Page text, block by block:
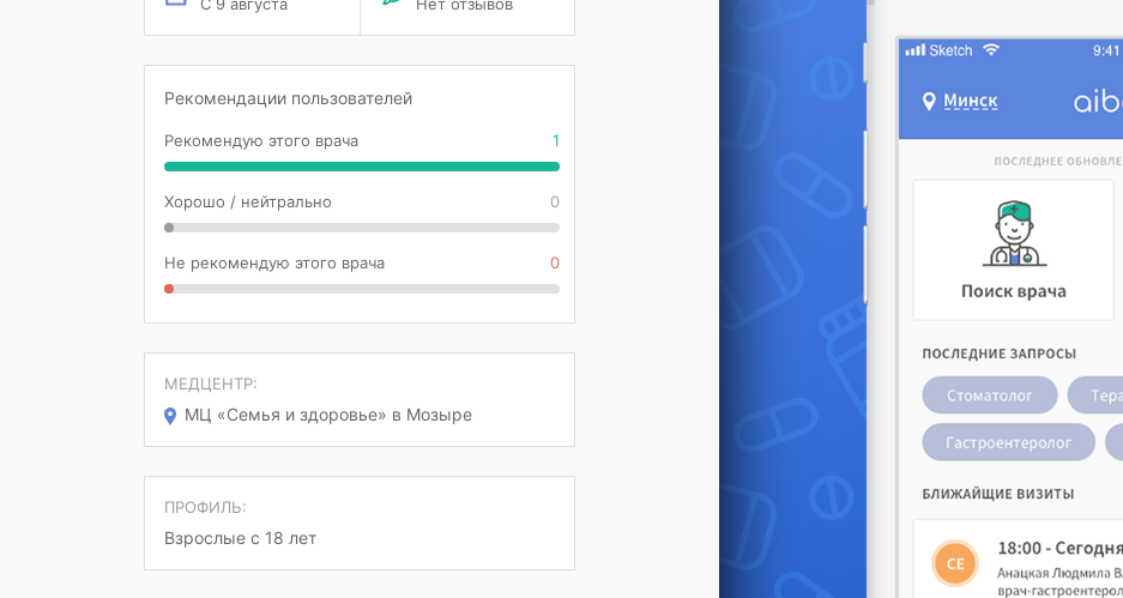
Рекомендации пользователей
Рекомендую этого врача 1
Хорошо / нейтрально 0
Не рекомендую этого врача 0
МЕДЦЕНТР:
МЦ «Семья и здоровье» в Мозыре
ПРОФИЛЬ:
Взрослые с 18 лет